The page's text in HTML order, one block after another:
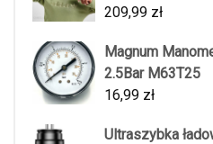
209,99 zł
Magnum
2.5Bar M63T25
16,99 zł
Ultraszybka